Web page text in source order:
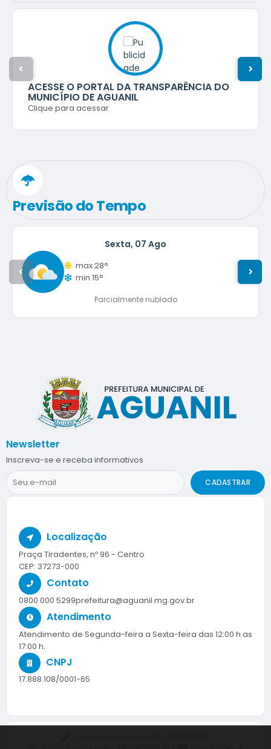
ACESSE O PORTAL DA TRANSPARÊNCIA DO
MUNICÍPIO DE AGUANIL
Clique para acessar
Previsão do Tempo
Sexta 07 Ago
Parcialmente nublado
max 28°
min 15°
Localização
Praça Tiradentes, nº 96 - Centro
CEP: 37273-000
Contato
0800 000 5299prefeitura@aguanil.mg.gov.br
Atendimento
Atendimento de Segunda-feira a Sexta-feira das 12:00 h as
17:00 h.
CNPJ
17.888.108/0001-65
Newsletter
Inscreva-se e receba informativos
CADASTRAR